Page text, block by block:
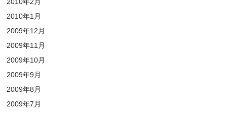
2010年1月
2009年12月
2009年11月
2009年10月
2009年9月
2009年8月
2009年7月